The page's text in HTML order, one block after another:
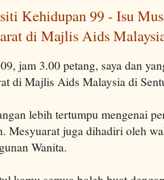
Kehidupan 99 - Isu
di Majlis Aids
jam 3.00 petang, saya dan
di Majlis Aids Malaysia di
lebih tertumpu mengenai
Mesyuarat juga dihadiri oleh
Wanita.